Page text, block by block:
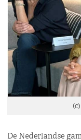
De Nederlandse